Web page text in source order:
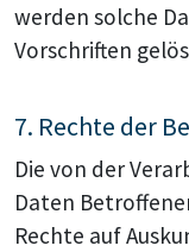
werden solche
Vorschriften
7. Rechte der
Die von der
Daten
Rechte auf